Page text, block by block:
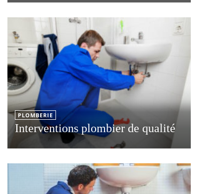
PLOMBERIE
Interventions plombier de qualité